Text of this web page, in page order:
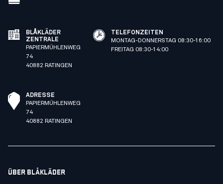
BLÅKLÄDER
ZENTRALE
PAPIERMÜHLENWEG
74
40882 RATINGEN
TELEFONZEITEN
MONTAG-DONNERSTAG 08:30-16:00
FREITAG 08:30-14:00
ADRESSE
PAPIERMÜHLENWEG
74
40882 RATINGEN
ÜBER BLÅKLÄDER